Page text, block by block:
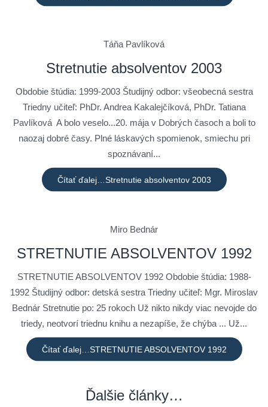
Táňa Pavlíková
Stretnutie absolventov 2003
Obdobie štúdia: 1999-2003 Študijný odbor: všeobecná sestra
Triedny učiteľ: PhDr. Andrea Kakalejčíková, PhDr. Tatiana
Pavlíková A bolo veselo...20. mája v Dobrých časoch a boli to
naozaj dobré časy. Plné láskavých spomienok, smiechu pri
spoznávaní...
Čítať ďalej…Stretnutie absolventov 2003
Miro Bednár
STRETNUTIE ABSOLVENTOV 1992
STRETNUTIE ABSOLVENTOV 1992 Obdobie štúdia: 1988-
1992 Študijný odbor: detská sestra Triedny učiteľ: Mgr. Miroslav
Bednár Stretnutie po: 25 rokoch Už nikto nikdy viac nevojde do
triedy, neotvorí triednu knihu a nezapíše, že chýba ... Už...
Čítať ďalej…STRETNUTIE ABSOLVENTOV 1992
Ďalšie články…